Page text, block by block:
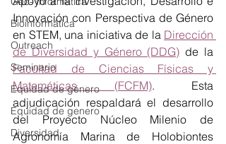
Bioinformática
Outreach
Seminario
Equidad de género
Equidad de genero
Diversidad
Innovación con Perspectiva de Género
en STEM, una iniciativa de la Dirección
de Diversidad y Género (DDG)
Facultad de Ciencias Físicas y
Matemáticas (FCFM). Esta
adjudicación respaldará el desarrollo
del Proyecto Núcleo Milenio de
Agronomía Marina de Holobiontes